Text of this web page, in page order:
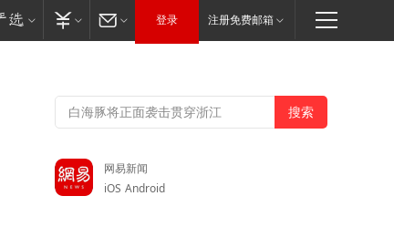
登录 注册免费邮箱
网易新闻
iOS Android